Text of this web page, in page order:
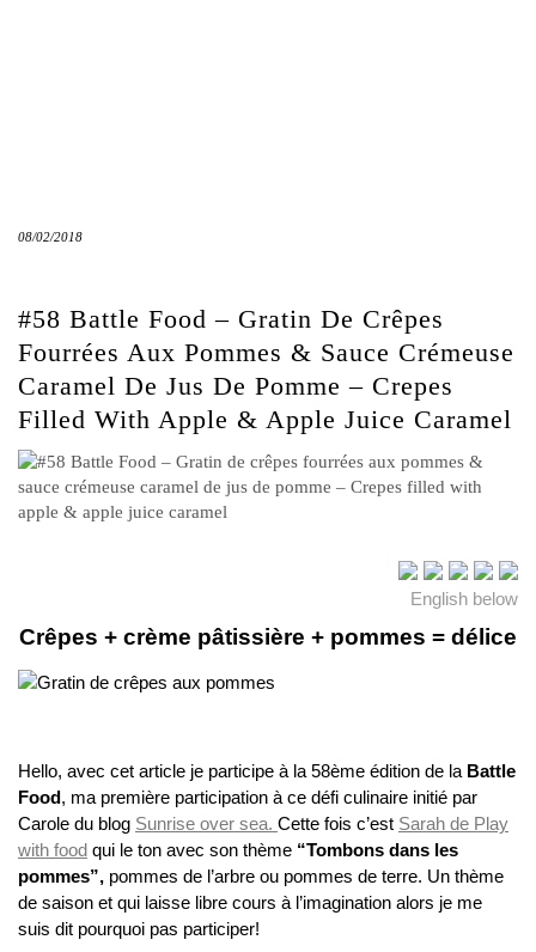
08/02/2018
#58 Battle Food – Gratin De Crêpes
Fourrées Aux Pommes & Sauce Crémeuse
Caramel De Jus De Pomme – Crepes
Filled With Apple & Apple Juice Caramel
English below
Crêpes + crème pâtissière + pommes = délice
Hello, avec cet article je participe à la 58ème édition de la Battle
Food, ma première participation à ce défi culinaire initié par
Carole du blog Sunrise over sea. Cette fois c’est Sarah de Play
with food qui le ton avec son thème “Tombons dans les
pommes”, pommes de l’arbre ou pommes de terre. Un thème
de saison et qui laisse libre cours à l’imagination alors je me
suis dit pourquoi pas participer!